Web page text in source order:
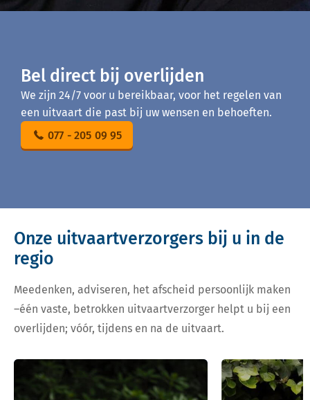
Bel direct bij overlijden
We zijn 24/7 voor u bereikbaar, voor het regelen van
een uitvaart die past bij uw wensen en behoeften.
077 - 205 09 95
Onze uitvaartverzorgers bij u in de
regio
Meedenken, adviseren, het afscheid persoonlijk maken
–één vaste, betrokken uitvaartverzorger helpt u bij een
overlijden; vóór, tijdens en na de uitvaart.